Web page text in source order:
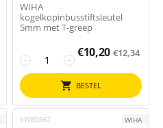
WIHA
kogelkopinbusstiftsleutel
5mm met T-greep
+
−
€10,20 €12,34
BESTEL
YW30362 WIHA